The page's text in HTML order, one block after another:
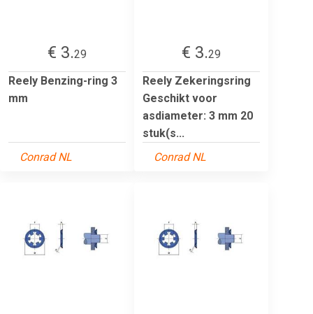
€ 3.29
Reely Benzing-ring 3
mm
Conrad NL
€ 3.29
Reely Zekeringsring
Geschikt voor
asdiameter: 3 mm 20
stuk(s...
Conrad NL